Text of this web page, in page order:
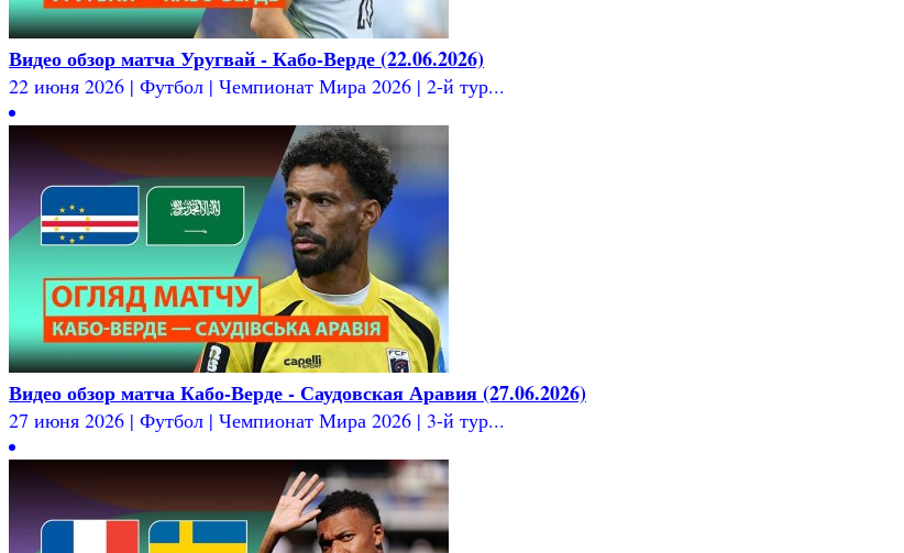
Видео обзор матча Уругвай - Кабо-Верде (22.06.2026)
22 июня 2026 | Футбол | Чемпионат Мира 2026 | 2-й тур...
Видео обзор матча Кабо-Верде - Саудовская Аравия (27.06.2026)
27 июня 2026 | Футбол | Чемпионат Мира 2026 | 3-й тур...